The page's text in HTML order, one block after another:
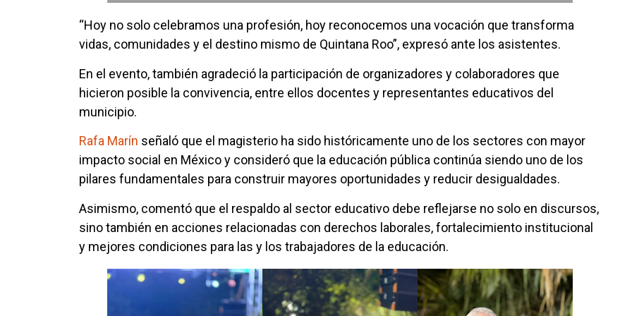
“Hoy no solo celebramos una profesión, hoy reconocemos una vocación que transforma
vidas, comunidades y el destino mismo de Quintana Roo”, expresó ante los asistentes.
En el evento, también agradeció la participación de organizadores y colaboradores que
hicieron posible la convivencia, entre ellos docentes y representantes educativos del
municipio.
Rafa Marín señaló que el magisterio ha sido históricamente uno de los sectores con mayor
impacto social en México y consideró que la educación pública continúa siendo uno de los
pilares fundamentales para construir mayores oportunidades y reducir desigualdades.
Asimismo, comentó que el respaldo al sector educativo debe reflejarse no solo en discursos,
sino también en acciones relacionadas con derechos laborales, fortalecimiento institucional
y mejores condiciones para las y los trabajadores de la educación.